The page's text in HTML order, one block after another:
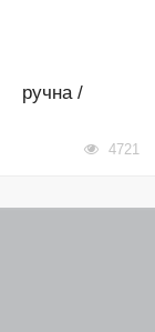
ручна /
4721